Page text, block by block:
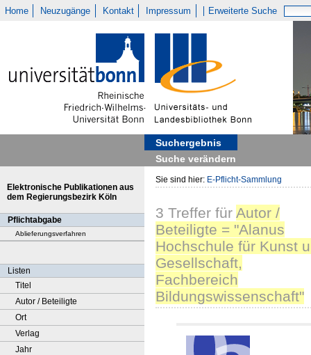
Home Neuzugänge Kontakt Impressum Erweiterte Suche
Suchergebnis
Suche verändern
Elektronische Publikationen aus
dem Regierungsbezirk Köln
Pflichtabgabe
Ablieferungsverfahren
Listen
Titel
Autor / Beteiligte
Ort
Verlag
Jahr
Sie sind hier: E-Pflicht-Sammlung
3 Treffer für Autor /
Beteiligte = "Alanus
Hochschule für Kunst
Gesellschaft,
Fachbereich
Bildungswissenschaft"